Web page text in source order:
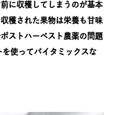
に収穫してしまうのが基本
穫された果物は栄養も甘味
ストハーベスト農薬の問題
使ってバイタミックスな